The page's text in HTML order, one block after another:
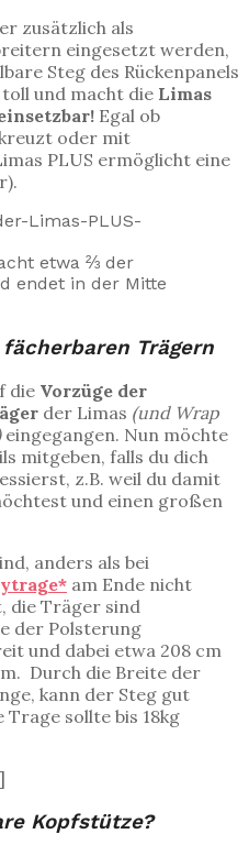
zusätzlich als
eingesetzt werden,
Steg des Rückenpanels
und macht die Limas
Egal ob
oder mit
PLUS ermöglicht eine
etwa ⅔ der
endet in der Mitte
Trägern
die Vorzüge der
der Limas (und Wrap
eingegangen. Nun möchte
mitgeben, falls du dich
z.B. weil du damit
und einen großen
anders als bei
am Ende nicht
die Träger sind
der Polsterung
und dabei etwa 208 cm
Durch die Breite der
kann der Steg gut
sollte bis 18kg
Kopfstütze?